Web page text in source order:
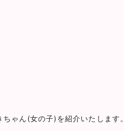
ゃん(女の子)を紹介いたします。